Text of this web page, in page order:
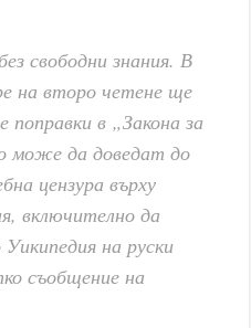
свободни знания. В
на второ четене ще
поправки в „Закона за
може да доведат до
цензура върху
включително да
на руски
съобщение на